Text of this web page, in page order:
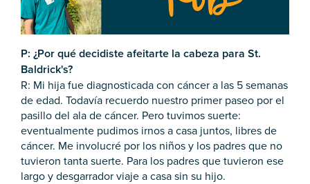
P: ¿Por qué decidiste afeitarte la cabeza para St.
Baldrick's?
R: Mi hija fue diagnosticada con cáncer a las 5 semanas
de edad. Todavía recuerdo nuestro primer paseo por el
pasillo del ala de cáncer. Pero tuvimos suerte:
eventualmente pudimos irnos a casa juntos, libres de
cáncer. Me involucré por los niños y los padres que no
tuvieron tanta suerte. Para los padres que tuvieron ese
largo y desgarrador viaje a casa sin su hijo.